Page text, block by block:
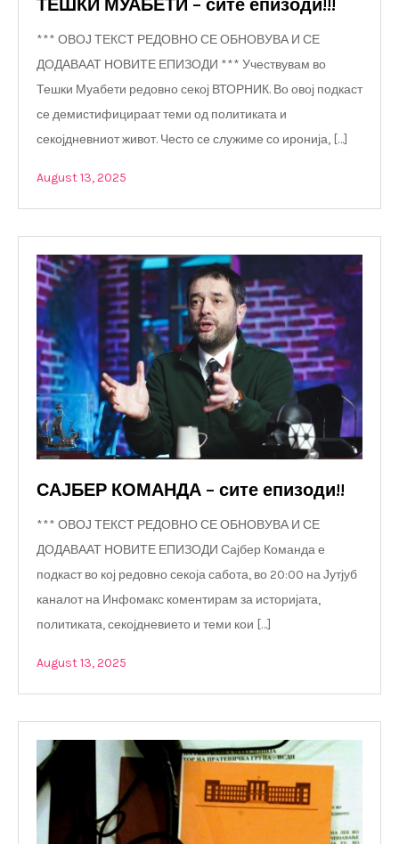
ТЕШКИ МУАБЕТИ – сите епизоди!!!
*** ОВОЈ ТЕКСТ РЕДОВНО СЕ ОБНОВУВА И СЕ
ДОДАВААТ НОВИТЕ ЕПИЗОДИ *** Учествувам во
Тешки Муабети редовно секој ВТОРНИК. Во овој подкаст
се демистифицираат теми од политиката и
секојдневниот живот. Често се служиме со иронија, […]
August 13, 2025
САЈБЕР КОМАНДА – сите епизоди!!
*** ОВОЈ ТЕКСТ РЕДОВНО СЕ ОБНОВУВА И СЕ
ДОДАВААТ НОВИТЕ ЕПИЗОДИ Сајбер Команда е
подкаст во кој редовно секоја сабота, во 20:00 на Јутјуб
каналот на Инфомакс коментирам за историјата,
политиката, секојдневието и теми кои […]
August 13, 2025